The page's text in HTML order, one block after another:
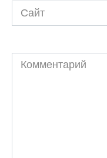
Сайт
Комментарий